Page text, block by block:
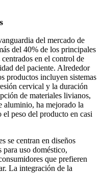
del mercado de
del 40% de los principales
en el control de
del paciente. Alrededor
productos incluyen sistemas
cervical y la duración
de materiales livianos,
aluminio, ha mejorado la
peso del producto en casi
se centran en diseños
para uso doméstico,
que prefieren
La integración de la